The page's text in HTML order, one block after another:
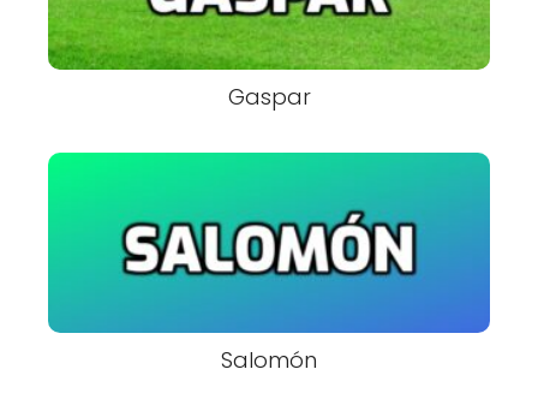
Gaspar
Salomón